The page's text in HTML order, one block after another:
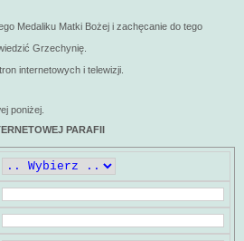
Medaliku Matki Bożej i zachęcanie do tego
Grzechynię.
internetowych i telewizji.
poniżej.
PARAFII